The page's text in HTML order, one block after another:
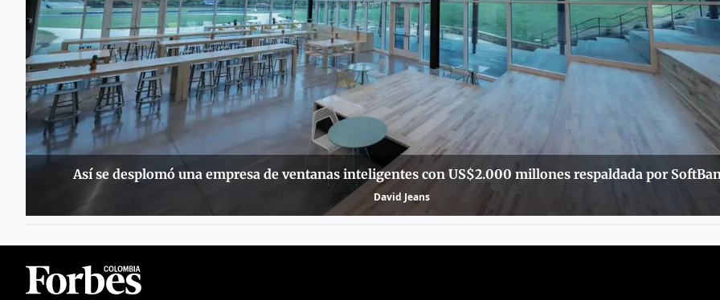
Así se desplomó una empresa de ventanas inteligentes con US$2.000 millones respaldada por
David Jeans